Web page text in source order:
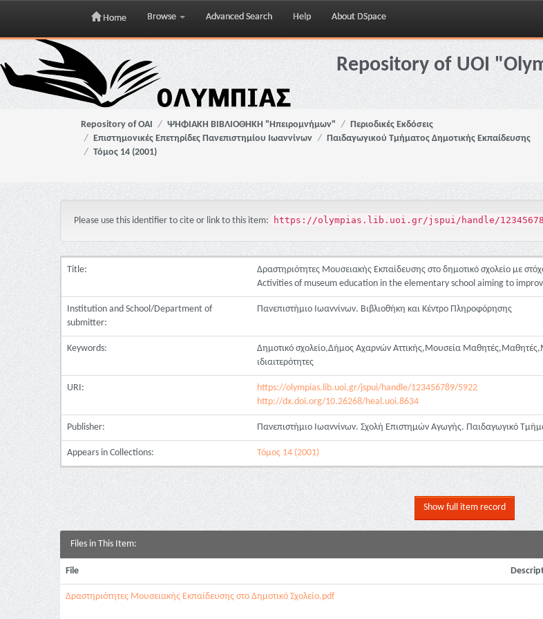
Skip
navigation
Home Browse Advanced Search Help About DSpace
Repository of UOI
Repository of OAI ΨΗΦΙΑΚΗ ΒΙΒΛΙΟΘΗΚΗ "Ηπειρομνήμων"
Περιοδικές Εκδόσεις
Επιστημονικές Επετηρίδες Πανεπιστημίου Ιωαννίνων
Παιδαγωγικού Τμήματος Δημοτικής Εκπαίδευσης
Τόμος 14 (2001)
Please use this identifier to cite or link to this item: https://olympias.lib.uoi.gr/jspui/handle/
Title:
Δραστηριότητες Μουσειακής Εκπαίδευσης στο δημοτικό σχολείο με
Activities of museum education in the elementary school aiming to
Institution and School/Department of
submitter:
Πανεπιστήμιο Ιωαννίνων. Βιβλιοθήκη και Κέντρο Πληροφόρησης
Keywords:
Δημοτικό σχολείο,Δήμος Αχαρνών Αττικής,Μουσεία
ιδιαιτερότητες
URI:
https://olympias.lib.uoi.gr/jspui/handle/123456789/5922
http://dx.doi.org/10.26268/heal.uoi.8634
Publisher: Πανεπιστήμιο Ιωαννίνων. Σχολή Επιστημών Αγωγής. Παιδαγωγικό
Appears in Collections: Τόμος 14 (2001)
Show full item record
Files in This Item:
File
Δραστηριότητες Μουσειακής Εκπαίδευσης στο Δημοτικό Σχολείο.pdf